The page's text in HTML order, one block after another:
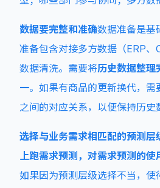
数据要完整和准确数据准备是基
准备包含对接多方数据（ERP
数据清洗。需要将历史数据整理
一。如果有商品的更新换代，需
之间的对应关系，以便保持历史
选择与业务需求相匹配的预测层
上跑需求预测，对需求预测的使
如果因为预测层级选择不当，使